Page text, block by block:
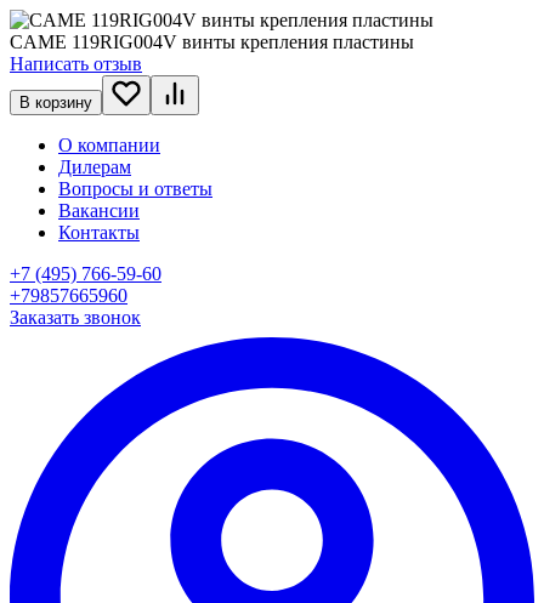
CAME 119RIG004V винты крепления пластины
Написать отзыв
В корзину
О компании
Дилерам
Вопросы и ответы
Вакансии
Контакты
+7 (495) 766-59-60
+79857665960
Заказать звонок